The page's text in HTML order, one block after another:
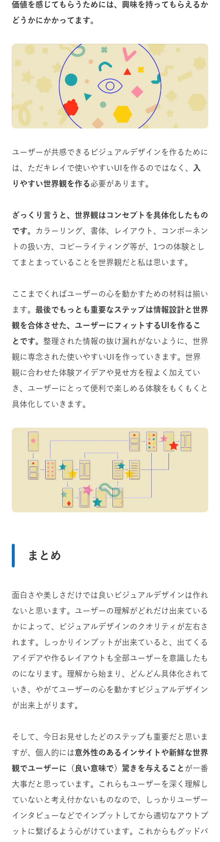
価値を感じてもらうためには、興味を持ってもらえるか
どうかにかかってます。
ユーザーが共感できるビジュアルデザインを作るために
は、ただキレイで使いやすいUIを作るのではなく、
入
りやすい世界観を作る必要があります。
ざっくり言うと、世界観はコンセプトを具体化したもの
です。
カラーリング、書体、レイアウト、コンポーネン
トの扱い方、コピーライティング等が、1つの体験とし
てまとまっ ていることを世界観だと私は思います。
ここまでくればユーザーの心を動かすための材料は揃い
ます。 最後でもっとも重要なステップは情報設計と世界
観を合体させた、ユーザーにフィットするUIを作るこ
とです。 整理された情報の抜け漏れがないように、世界
観に専念された使いやすいUIを作っていきます。世界
観に合わせた体験アイデアや見せ方を程よく加えてい
き、ユーザーにとって便利で楽しめる体験をもくもくと
具体化していきます。
まとめ
面白さや美しさだけでは良いビジュアルデザインは作れ
ないと思います。ユーザーの理解がどれだけ出来ている
かによって、ビジュアルデザインのクオリティが左右さ
れます。しっかりインプットが出来ていると、出てくる
アイデアや作るレイアウトも全部ユーザーを意識したも
のになります。理解から始まり、どんどん具体化されて
いき、やがてユーザーの心を動かすビジュアルデザイン
が出来上がります。
そして、今日お見せしたどのステップも重要だと思いま
すが、個人的には意外性のあるインサイトや新鮮な世界
観でユーザーに（良い意味で）驚きを与えること が一番
大事だと思っています。これらもユーザーを深く理解し
ていないと考え付かないものなので、しっかりユーザー
インタビューなどでインプットしてから適切なアウトプ
ットに繋げるよう心がけています。これからもグッドパ